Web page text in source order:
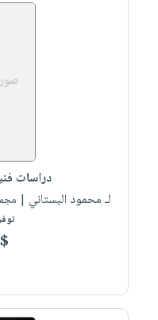
دراسات
لـ محمود البستاني |